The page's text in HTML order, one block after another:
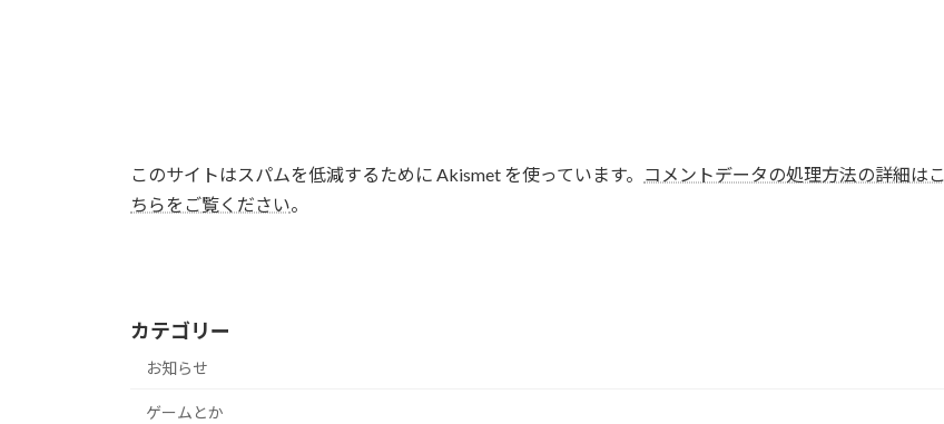
このサイトはスパムを低減するために Akismet を使っています。
コメントデータの処理方法の詳細はこ
ちらをご覧ください。
カテゴリー
お知らせ
ゲームとか